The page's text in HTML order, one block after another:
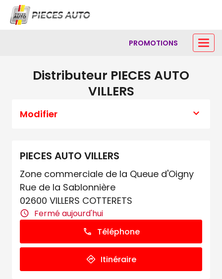
PROMOTIONS
Distributeur PIECES AUTO
VILLERS
Modifier
PIECES AUTO VILLERS
Zone commerciale de la Queue d'Oigny
Rue de la Sablonnière
02600 VILLERS COTTERETS
Fermé aujourd'hui
Téléphone
Itinéraire